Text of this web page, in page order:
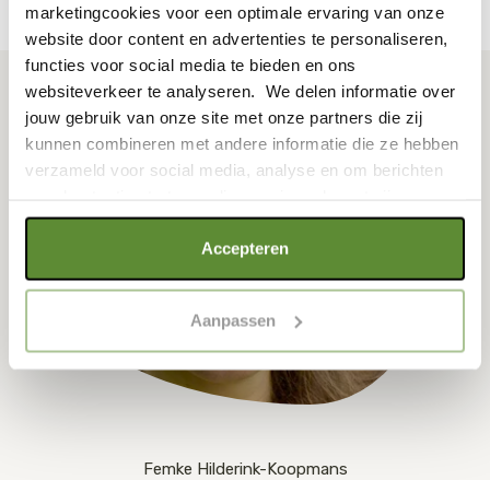
marketingcookies voor een optimale ervaring van onze
website door content en advertenties te personaliseren,
functies voor social media te bieden en ons
websiteverkeer te analyseren. We delen informatie over
jouw gebruik van onze site met onze partners die zij
kunnen combineren met andere informatie die ze hebben
verzameld voor social media, analyse en om berichten
Als je op "Alle cookies accepteren" klikt, ga je akkoord
met een optimaal gebruik van de website. Als je niet alle
"selectie toestaan" of "alleen noodzakelijke cookies", wat
wel gevolgen kan hebben voor de gebruiksvriendelijkheid
van de website. Voor meer inzage in de cookies klik dan
op "Cookie instellingen". Lees voor meer informatie
Accepteren
Aanpassen
BIODIVERSITEIT
Femke Hilderink-Koopmans